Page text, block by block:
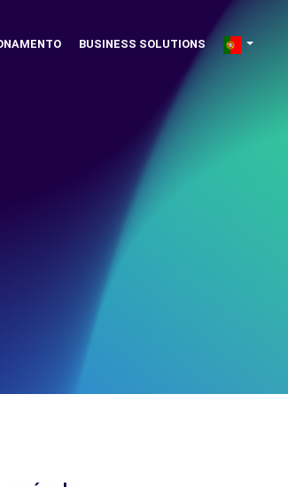
BUSINESS SOLUTIONS